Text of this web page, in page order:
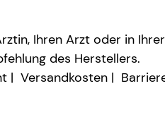
Ihren Arzt oder in
des Herstellers.
Versandkosten